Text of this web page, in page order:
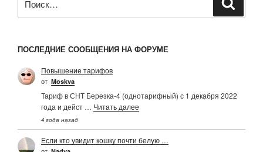
ПОСЛЕДНИЕ СООБЩЕНИЯ НА ФОРУМЕ
Повышение тарифов
от Moskva
Тариф в СНТ Березка-4 (однотарифный) с 1 декабря 2022
года и дейст … Читать далее
4 года назад
Если кто увидит кошку почти белую …